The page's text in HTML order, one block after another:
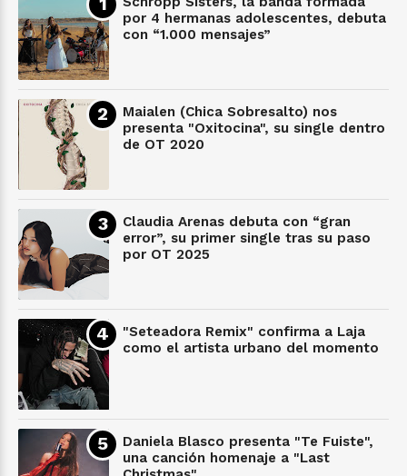
por 4 hermanas adolescentes, debuta
con “1.000 mensajes”
Maialen (Chica Sobresalto) nos
presenta "Oxitocina", su single dentro
de OT 2020
Claudia Arenas debuta con “gran
error”, su primer single tras su paso
por OT 2025
"Seteadora Remix" confirma a Laja
como el artista urbano del momento
Daniela Blasco presenta "Te Fuiste",
una canción homenaje a "Last